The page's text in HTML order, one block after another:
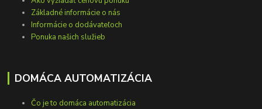
Základné informácie o nás
Informácie o dodávateľoch
Ponuka našich služieb
DOMÁCA AUTOMATIZÁCIA
Čo je to domáca automatizácia